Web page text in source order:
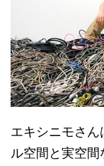
エキシニモさ
ル空間と実空